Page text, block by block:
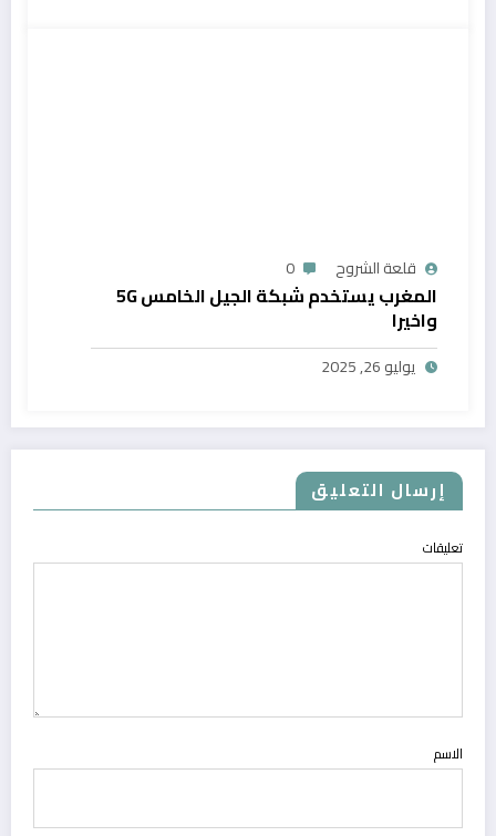
قلعة الشروح 0
المغرب يستخدم شبكة الجيل الخامس 5G
واخيرا
يوليو 26, 2025
إرسال التعليق
تعليقات
الاسم